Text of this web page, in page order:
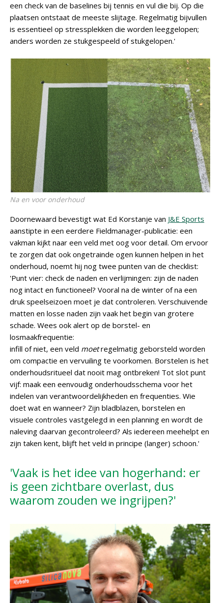
een check van de baselines bij tennis en vul die bij. Op die
plaatsen ontstaat de meeste slijtage. Regelmatig bijvullen
is essentieel op stressplekken die worden leeggelopen;
anders worden ze stukgespeeld of stukgelopen.'
Na en voor onderhoud
Doornewaard bevestigt wat Ed Korstanje van J&E Sports
aanstipte in een eerdere Fieldmanager-publicatie: een
vakman kijkt naar een veld met oog voor detail. Om ervoor
te zorgen dat ook ongetrainde ogen kunnen helpen in het
onderhoud, noemt hij nog twee punten van de checklist:
'Punt vier: check de naden en verlijmingen: zijn de naden
nog intact en functioneel? Vooral na de winter of na een
druk speelseizoen moet je dat controleren. Verschuivende
matten en losse naden zijn vaak het begin van grotere
schade. Wees ook alert op de borstel- en
losmaakfrequentie:
infill of niet, een veld moetregelmatig geborsteld worden
om compactie en vervuiling te voorkomen. Borstelen is het
onderhoudsritueel dat nooit mag ontbreken! Tot slot punt
vijf: maak een eenvoudig onderhoudsschema voor het
indelen van verantwoordelijkheden en frequenties. Wie
doet wat en wanneer? Zijn bladblazen, borstelen en
visuele controles vastgelegd in een planning en wordt de
naleving daarvan gecontroleerd? Als iedereen meehelpt en
zijn taken kent, blijft het veld in principe (langer) schoon.'
'Vaak is het idee van hogerhand: er
is geen zichtbare overlast, dus
waarom zouden we ingrijpen?'